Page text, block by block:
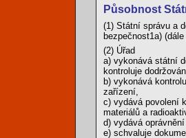
Působnost
(1) Státní správu a
bezpečnost1a) (dále
(2) Úřad
a) vykonává státní
kontroluje
b) vykonává
zařízení,
c) vydává povolení
materiálů a
d) vydává
e) schvaluje